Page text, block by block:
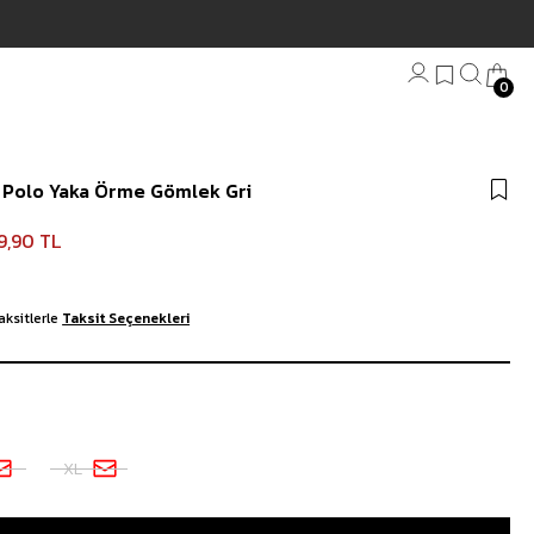
Plaj Havlu
0
Yaka Örme Gömlek Gri
TL
Taksit Seçenekleri
XL